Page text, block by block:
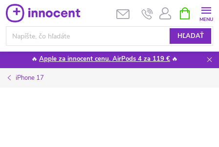
Prejsť
na
obsah
HĽADAŤ
KOŠÍK
🔥 Apple za innocent cenu. AirPods 4 za 119 € 🔥
iPhone 17